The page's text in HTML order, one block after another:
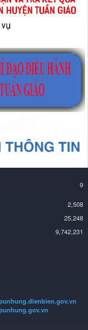
9
2,508
25,248
9,742,231